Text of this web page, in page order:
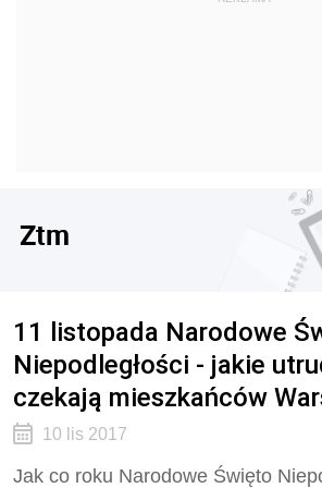
Ztm
11 listopada Narodowe
Niepodległości - jakie
czekają mieszkańców
10 lis 2017
Jak co roku Narodowe Święto